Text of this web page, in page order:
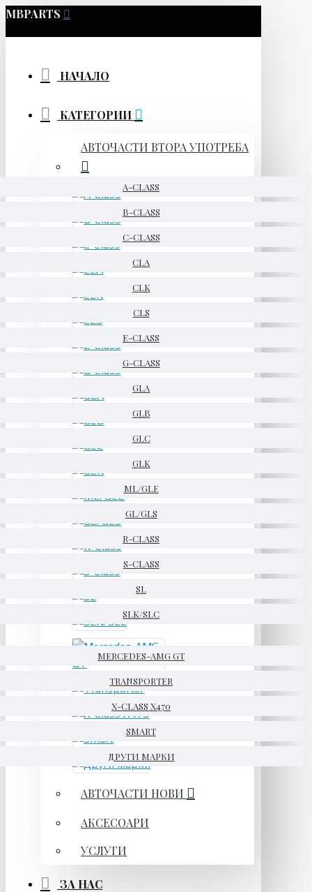
MBPARTS
НАЧАЛО
КАТЕГОРИИ
АВТОЧАСТИ ВТОРА УПОТРЕБА
A-CLASS
B-CLASS
C-CLASS
CLA
CLK
CLS
E-CLASS
G-CLASS
GLA
GLB
GLC
GLK
ML/GLE
GL/GLS
R-CLASS
S-CLASS
SL
SLK/SLC
MERCEDES-AMG GT
TRANSPORTER
X-CLASS X470
SMART
ДРУГИ МАРКИ
АВТОЧАСТИ НОВИ
АКСЕСОАРИ
УСЛУГИ
ЗА НАС